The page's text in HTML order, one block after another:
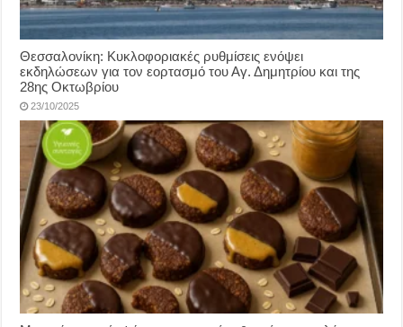
Θεσσαλονίκη: Κυκλοφοριακές ρυθμίσεις ενόψει
εκδηλώσεων για τον εορτασμό του Αγ. Δημητρίου και της
28ης Οκτωβρίου
23/10/2025